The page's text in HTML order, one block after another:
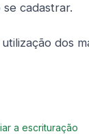
cadastrar.
dos
a escrituração